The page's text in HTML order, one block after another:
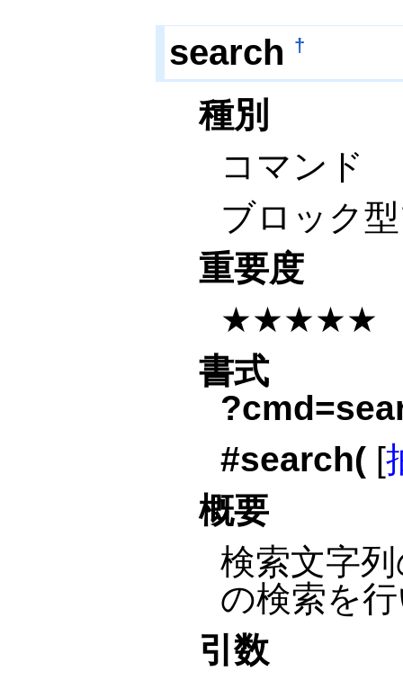
search †
種別
コマンド
ブロック
重要度
★★★★★
書式
#search([
概要
検索文字
の検索を
引数